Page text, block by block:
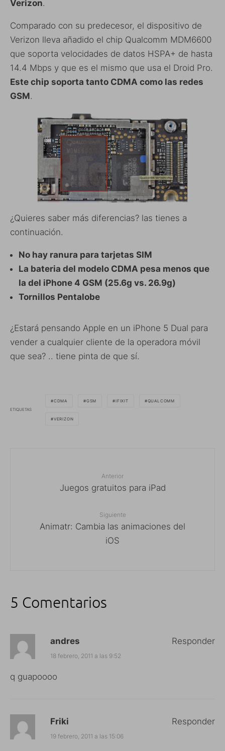
Verizon.
Comparado con su predecesor, el dispositivo de
Verizon lleva añadido el chip Qualcomm MDM6600
que soporta velocidades de datos HSPA+ de hasta
14.4 Mbps y que es el mismo que usa el Droid Pro.
Este chip soporta tanto CDMA como las redes
GSM.
¿Quieres saber más diferencias? las tienes a
continuación.
No hay ranura para tarjetas SIM
La bateria del modelo CDMA pesa menos que
la del iPhone 4 GSM (25.6g vs. 26.9g)
Tornillos Pentalobe
¿Estará pensando Apple en un iPhone 5 Dual para
vender a cualquier cliente de la operadora móvil
que sea? .. tiene pinta de que sí.
ETIQUETAS
CDMA GSM IFIXIT QUALCOMM
VERIZON
Anterior
Juegos gratuitos para iPad
Siguiente
Animatr: Cambia las animaciones del
iOS
5 Comentarios
andres
18 febrero, 2011 a las 9:52
q guapoooo
Responder
Friki
19 febrero, 2011 a las 15:06
Responder